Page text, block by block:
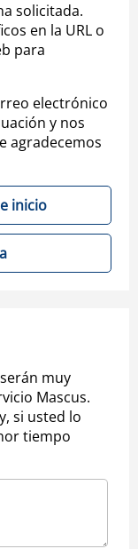
solicitada.
en la URL o
para
electrónico
y nos
agradecemos
inicio
muy
Mascus.
si usted lo
tiempo